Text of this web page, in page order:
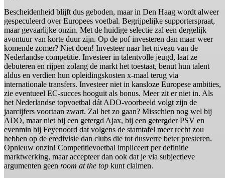
Bescheidenheid blijft dus geboden, maar in Den Haag wordt alweer
gespeculeerd over Europees voetbal. Begrijpelijke supporterspraat,
maar gevaarlijke onzin. Met de huidige selectie zal een dergelijk
avontuur van korte duur zijn. Op de pof investeren dan maar weer
komende zomer? Niet doen! Investeer naar het niveau van de
Nederlandse competitie. Investeer in talentvolle jeugd, laat ze
debuteren en rijpen zolang de markt het toestaat, benut hun talent
aldus en verdien hun opleidingskosten x-maal terug via
internationale transfers. Investeer niet in kansloze Europese ambities,
zie eventueel EC-succes hooguit als bonus. Meer zit er niet in. Als
het Nederlandse topvoetbal dát ADO-voorbeeld volgt zijn de
jaarcijfers voortaan zwart. Zal het zo gaan? Misschien nog wel bij
ADO, maar niet bij een getergd Ajax, bij een getergder PSV en
evenmin bij Feyenoord dat volgens de stamtafel meer recht zou
hebben op de eredivisie dan clubs die tot dusverre beter presteren.
Opnieuw onzin! Competitievoetbal impliceert per definitie
marktwerking, maar accepteer dan ook dat je via subjectieve
argumenten geen room at the top kunt claimen.